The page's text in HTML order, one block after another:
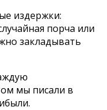
издержки:
порча или
закладывать
мы писали в